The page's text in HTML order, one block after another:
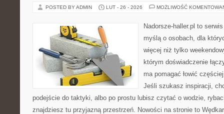
POSTED BY ADMIN LUT - 26 - 2026 MOŻLIWOŚĆ
Nadorsze-haller.pl to
myślą o osobach, dla
więcej niż tylko
którym doświadczenie
ma pomagać łowić
Jeśli szukasz inspiracji,
podejście do taktyki, albo po prostu lubisz czytać o wodzie,
znajdziesz tu przyjazną przestrzeń. Nowości na stronie to